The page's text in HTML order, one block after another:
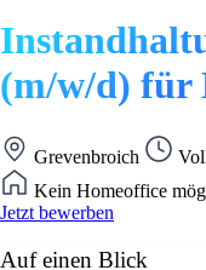
(m/w/d) für
Grevenbroich
Kein Homeoffice
Jetzt bewerben
Auf einen Blick